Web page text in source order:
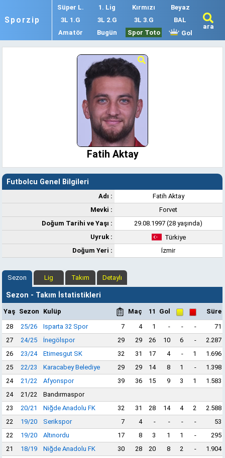
Sporzip
Süper L. 1. Lig Kırmızı
Beyaz
3L 1.G
3L 2.G 3L 3.G
BAL
Amatör
Bugün Spor Toto Gol
ara
Fatih Aktay
Futbolcu Genel Bilgileri
Adı :
Fatih Aktay
Mevki :
Forvet
Doğum Tarihi ve Yaşı :
29.08.1997 (28 yaşında)
Uyruk :
Türkiye
Doğum Yeri :
İzmir
Sezon Lig Takım Detaylı
Sezon - Takım İstatistikleri
Yaş Sezon Kulüp Maç 11 Gol
Süre
28
25/26 Isparta 32 Spor 7 4 1 - - -
71
27
24/25 İnegölspor 29 29 26 10 6 -
2.287
26
23/24 Etimesgut SK 32 31 17 4 - 1
1.696
25
22/23 Karacabey Belediye 29 29 14 8 1 -
1.398
24
21/22 Afyonspor 39 36 15 9 3 1
1.583
24
21/22
Bandırmaspor
23
20/21 Niğde Anadolu FK 32 31 28 14 4 2
2.588
22
19/20 Serikspor 7 4 - - - -
53
22
19/20 Altınordu 17 8 3 1 1 -
295
21
18/19 Niğde Anadolu FK 30 28 20 8 2 -
1.904